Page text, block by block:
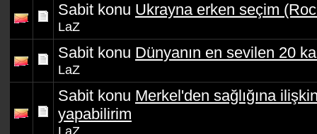
Sabit konu Ukrayna erken seçim
LaZ
Sabit konu Dünyanın en sevilen 20
LaZ
Sabit konu Merkel'den sağlığına
yapabilirim
LaZ